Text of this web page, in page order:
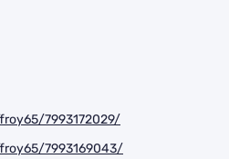
7993172029/
7993169043/